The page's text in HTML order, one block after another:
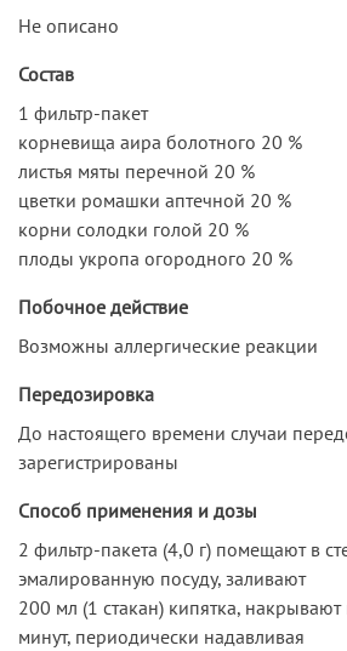
Не описано
Состав
1 фильтр-пакет
корневища аира болотного 20 %
листья мяты перечной 20 %
цветки ромашки аптечной 20 %
корни солодки голой 20 %
плоды укропа огородного 20 %
Побочное действие
Возможны аллергические реакции
Передозировка
До настоящего времени случаи
зарегистрированы
Способ применения и дозы
2 фильтр-пакета (4,0 г) помещают в
эмалированную посуду, заливают
200 мл (1 стакан) кипятка,
минут, периодически надавливая